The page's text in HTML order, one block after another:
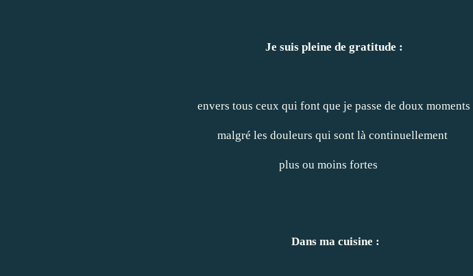
Je suis pleine de gratitude :
envers tous ceux qui font que je passe de doux moments
malgré les douleurs qui sont là continuellement
plus ou moins fortes
Dans ma cuisine :